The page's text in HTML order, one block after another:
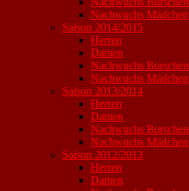
Nachwuchs Mädchen
Saison 2014/2015
Herren
Damen
Nachwuchs Burschen
Nachwuchs Mädchen
Saison 2013/2014
Herren
Damen
Nachwuchs Burschen
Nachwuchs Mädchen
Saison 2012/2013
Herren
Damen